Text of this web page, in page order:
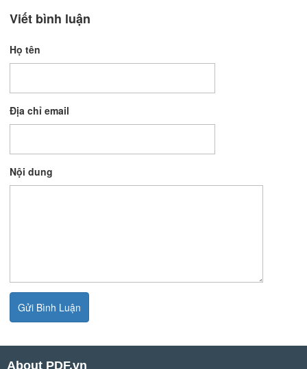
Viết bình luận
Họ tên
Địa chỉ email
Nội dung
About PDF.vn